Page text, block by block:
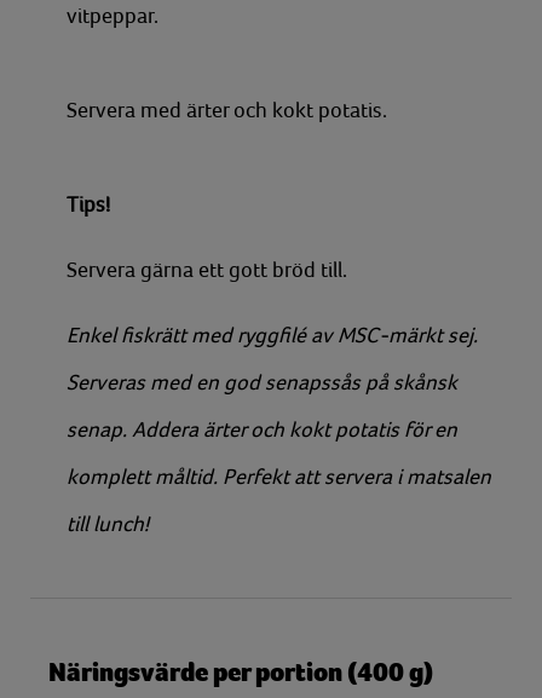
vitpeppar.
Servera med ärter och kokt potatis.
Tips!
Servera gärna ett gott bröd till.
Enkel fiskrätt med ryggfilé av MSC-märkt sej.
Serveras med en god senapssås på skånsk
senap. Addera ärter och kokt potatis för en
komplett måltid. Perfekt att servera i matsalen
till lunch!
Näringsvärde per portion (400 g)